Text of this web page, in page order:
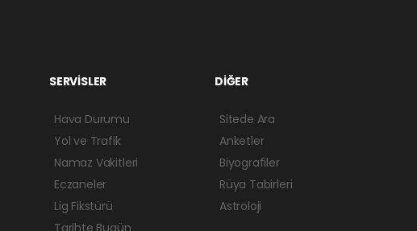
SERVİSLER
Hava Durumu
Yol ve Trafik
Namaz Vakitleri
Eczaneler
Lig Fikstürü
Tarihte Bugün
DİĞER
Sitede Ara
Anketler
Biyografiler
Rüya Tabirleri
Astroloji